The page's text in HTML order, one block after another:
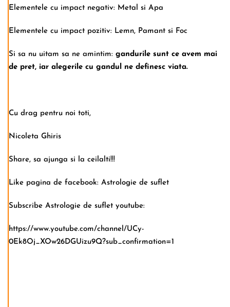
Elementele cu impact negativ: Metal si Apa
Elementele cu impact pozitiv: Lemn, Pamant si Foc
Si sa nu uitam sa ne amintim: gandurile sunt ce avem mai
de pret, iar alegerile cu gandul ne definesc viata.
Cu drag pentru noi toti,
Nicoleta Ghiris
Share, sa ajunga si la ceilalti!!!
Like pagina de facebook: Astrologie de suflet
Subscribe Astrologie de suflet youtube:
https://www.youtube.com/channel/UCy-
0Ek8Oj_XOw26DGUizu9Q?sub_confirmation=1